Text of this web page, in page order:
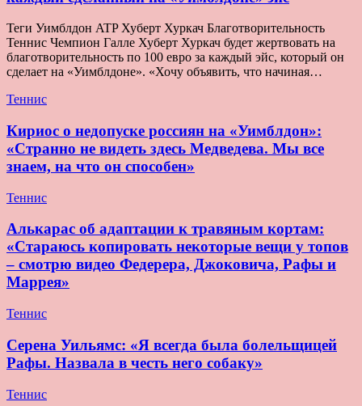
Теги Уимблдон ATP Хуберт Хуркач Благотворительность
Теннис Чемпион Галле Хуберт Хуркач будет жертвовать на
благотворительность по 100 евро за каждый эйс, который он
сделает на «Уимблдоне». «Хочу объявить, что начиная…
Теннис
Кириос о недопуске россиян на «Уимблдон»:
«Странно не видеть здесь Медведева. Мы все
знаем, на что он способен»
Теннис
Алькарас об адаптации к травяным кортам:
«Стараюсь копировать некоторые вещи у топов
– смотрю видео Федерера, Джоковича, Рафы и
Маррея»
Теннис
Серена Уильямс: «Я всегда была болельщицей
Рафы. Назвала в честь него собаку»
Теннис